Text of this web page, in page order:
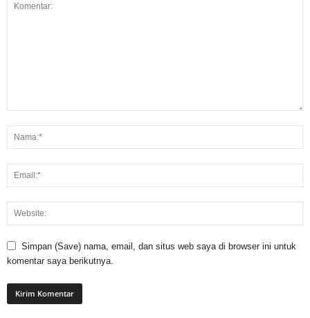
Simpan (Save) nama, email, dan situs web saya di browser ini untuk
komentar saya berikutnya.